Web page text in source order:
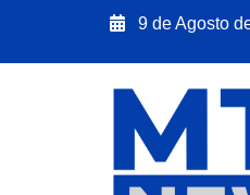
9 de Agosto